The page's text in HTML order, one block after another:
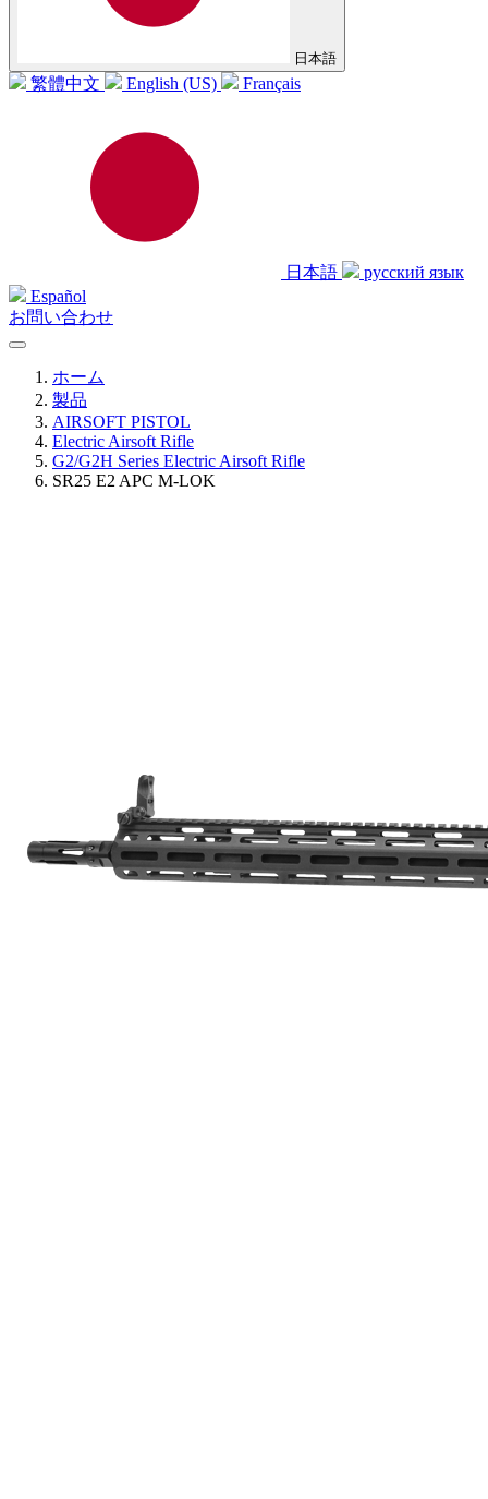
日本語
繁體中文 English (US) Français
日本語
русский язык
Español
お問い合わせ
ホーム
製品
AIRSOFT PISTOL
Electric Airsoft Rifle
G2/G2H Series Electric Airsoft Rifle
SR25 E2 APC M-LOK